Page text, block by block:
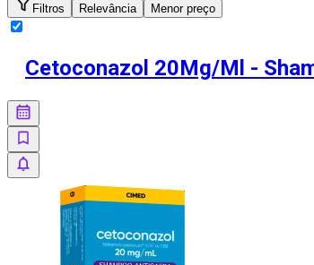
Filtros Relevância Menor preço
Cetoconazol 20Mg/Ml -